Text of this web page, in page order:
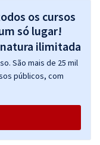
os cursos
só lugar!
São mais de 25 mil
públicos, com